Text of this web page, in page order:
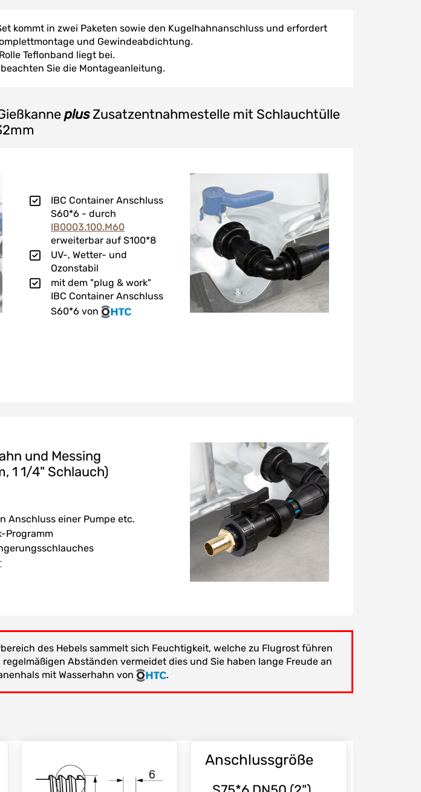
kommt in zwei Paketen sowie den Kugelhahnanschluss und erfordert
und Gewindeabdichtung.
Teflonband liegt bei.
Sie die Montageanleitung.
plusZusatzentnahmestelle mit Schlauchtülle
IBC Container Anschluss
S60*6 - durch
IB0003.100.M60
erweiterbar auf S100*8
UV-, Wetter- und
Ozonstabil
mit dem "plug & work"
IBC Container Anschluss
S60*6 von
und Messing
1 1/4" Schlauch)
Anschluss einer Pumpe etc.
Programm
des Hebels sammelt sich Feuchtigkeit, welche zu Flugrost führen
Abständen vermeidet dies und Sie haben lange Freude an
mit Wasserhahn von
.
Anschlussgröße